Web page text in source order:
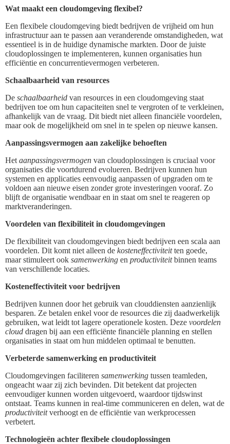
Wat maakt een cloudomgeving flexibel?
Een flexibele cloudomgeving biedt bedrijven de vrijheid om hun
infrastructuur aan te passen aan veranderende omstandigheden, wat
essentieel is in de huidige dynamische markten. Door de juiste
cloudoplossingen te implementeren, kunnen organisaties hun
efficiëntie en concurrentievermogen verbeteren.
Schaalbaarheid van resources
De schaalbaarheid van resources in een cloudomgeving staat
bedrijven toe om hun capaciteiten snel te vergroten of te verkleinen,
afhankelijk van de vraag. Dit biedt niet alleen financiële voordelen,
maar ook de mogelijkheid om snel in te spelen op nieuwe kansen.
Aanpassingsvermogen aan zakelijke behoeften
Het aanpassingsvermogen van cloudoplossingen is cruciaal voor
organisaties die voortdurend evolueren. Bedrijven kunnen hun
systemen en applicaties eenvoudig aanpassen of upgraden om te
voldoen aan nieuwe eisen zonder grote investeringen vooraf. Zo
blijft de organisatie wendbaar en in staat om snel te reageren op
marktveranderingen.
Voordelen van flexibiliteit in cloudomgevingen
De flexibiliteit van cloudomgevingen biedt bedrijven een scala aan
voordelen. Dit komt niet alleen de kosteneffectiviteitten goede,
maar stimuleert ook samenwerking en productiviteitbinnen teams
van verschillende locaties.
Kosteneffectiviteit voor bedrijven
Bedrijven kunnen door het gebruik van clouddiensten aanzienlijk
besparen. Ze betalen enkel voor de resources die zij daadwerkelijk
gebruiken, wat leidt tot lagere operationele kosten. Deze voordelen
cloud dragen bij aan een efficiënte financiële planning en stellen
organisaties in staat om hun middelen optimaal te benutten.
Verbeterde samenwerking en productiviteit
Cloudomgevingen faciliteren samenwerking tussen teamleden,
ongeacht waar zij zich bevinden. Dit betekent dat projecten
eenvoudiger kunnen worden uitgevoerd, waardoor tijdswinst
ontstaat. Teams kunnen in real-time communiceren en delen, wat de
productiviteitverhoogt en de efficiëntie van werkprocessen
verbetert.
Technologieën achter flexibele cloudoplossingen